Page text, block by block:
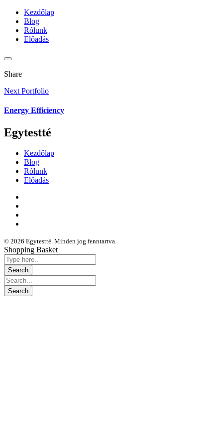
Kezdőlap
Blog
Rólunk
Előadás
Share
Next Portfolio
Energy Efficiency
Egytestté
Kezdőlap
Blog
Rólunk
Előadás
© 2026 Egytestté. Minden jog fenntartva.
Shopping Basket